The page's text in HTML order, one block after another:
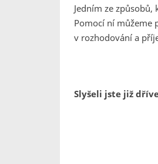
Jedním ze
Pomocí ní můžeme
v rozhodování a
Slyšeli jste již